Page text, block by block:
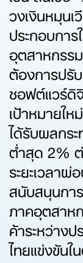
วงเงินหมุนเ
ประกอบกา
อุตสาหกรร
ต้องการปรั
ซอฟต์แวร์ดิ
เป้าหมายใ
ได้รับผลกร
ต่ำสุด 2%
ระยะเวลา
สนับสนุนกา
ภาคอุตสาห
ค้าระหว่างป
ไทยแข่งขันใ